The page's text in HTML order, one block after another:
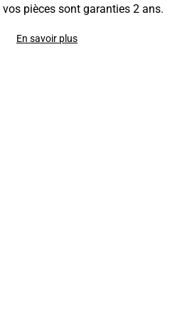
vos pièces sont garanties 2 ans.
En savoir plus